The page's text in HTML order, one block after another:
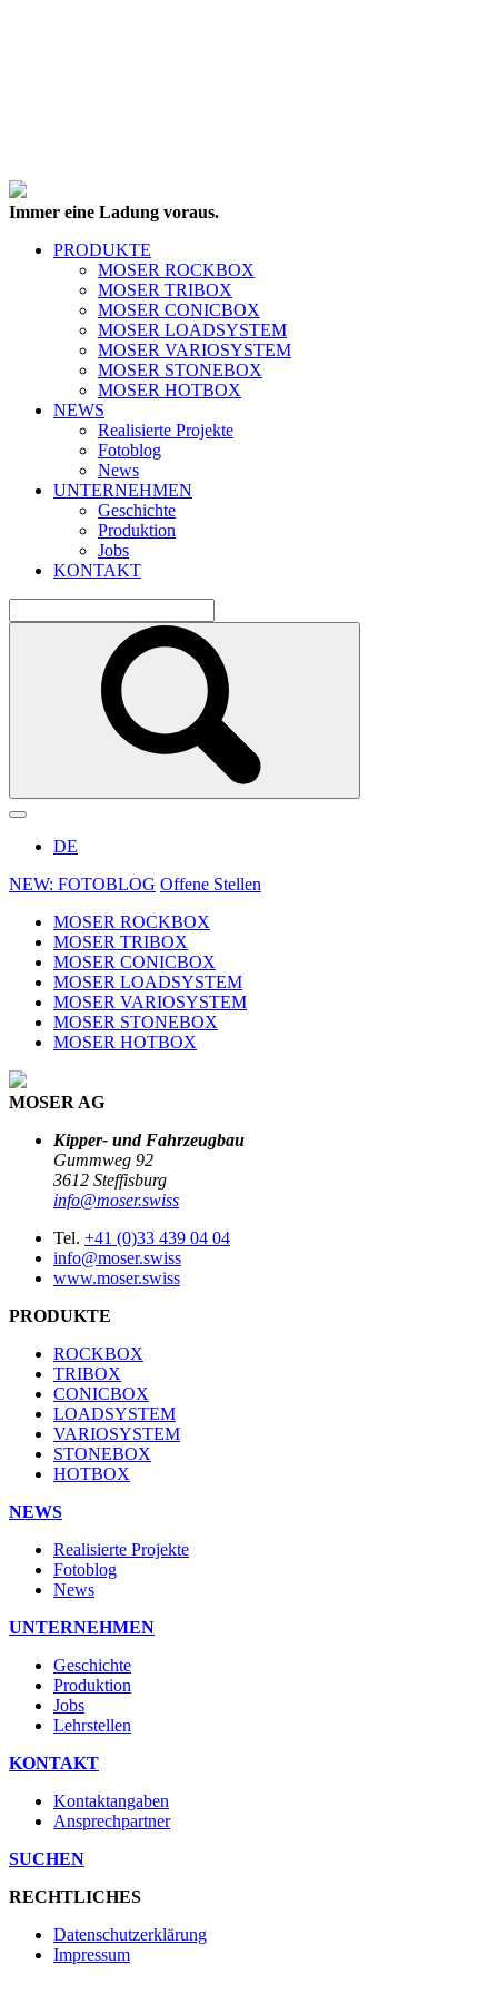
Immer eine Ladung voraus.
PRODUKTE
MOSER ROCKBOX
MOSER TRIBOX
MOSER CONICBOX
MOSER LOADSYSTEM
MOSER VARIOSYSTEM
MOSER STONEBOX
MOSER HOTBOX
NEWS
Realisierte Projekte
Fotoblog
News
UNTERNEHMEN
Geschichte
Produktion
Jobs
KONTAKT
DE
NEW: FOTOBLOG Offene Stellen
MOSER ROCKBOX
MOSER TRIBOX
MOSER CONICBOX
MOSER LOADSYSTEM
MOSER VARIOSYSTEM
MOSER STONEBOX
MOSER HOTBOX
MOSER AG
Kipper- und Fahrzeugbau
Gummweg 92
3612 Steffisburg
info@moser.swiss
Tel. +41 (0)33 439 04 04
info@moser.swiss
www.moser.swiss
PRODUKTE
ROCKBOX
TRIBOX
CONICBOX
LOADSYSTEM
VARIOSYSTEM
STONEBOX
HOTBOX
NEWS
Realisierte Projekte
Fotoblog
News
UNTERNEHMEN
Geschichte
Produktion
Jobs
Lehrstellen
KONTAKT
Kontaktangaben
Ansprechpartner
SUCHEN
RECHTLICHES
Datenschutzerklärung
Impressum